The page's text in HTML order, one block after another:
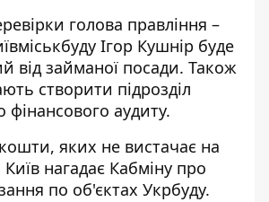
голова правління –
Ігор Кушнір буде
від займаної посади. Також
створити підрозділ
фінансового аудиту.
яких не вистачає на
нагадає Кабміну про
по об'єктах Укрбуду.